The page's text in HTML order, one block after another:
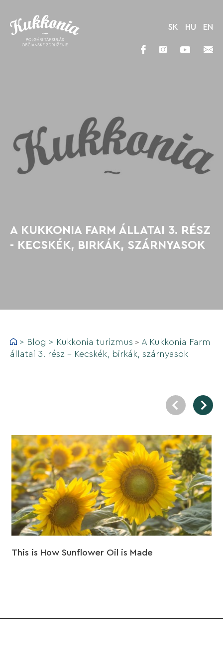
A KUKKONIA FARM ÁLLATAI 3. RÉSZ
- KECSKÉK, BIRKÁK, SZÁRNYASOK
SK HU EN
> Blog > Kukkonia turizmus > A Kukkonia Farm
állatai 3. rész - Kecskék, birkák, szárnyasok
This is How Sunflower Oil is Made